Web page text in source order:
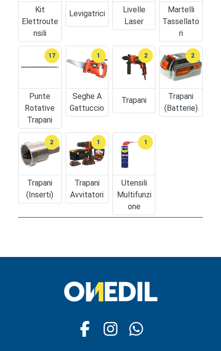
Kit
Elettroute
Nsili
Levigatrici
Livelle
Laser
Martelli
Tassellato
Ri
Punte
Rotative
Trapani
17
Seghe A
Gattuccio
1
Trapani
2
Trapani
(batterie)
2
Trapani
(inserti)
2
Trapani
Avvitatori
1
Utensili
Multifunzi
One
1